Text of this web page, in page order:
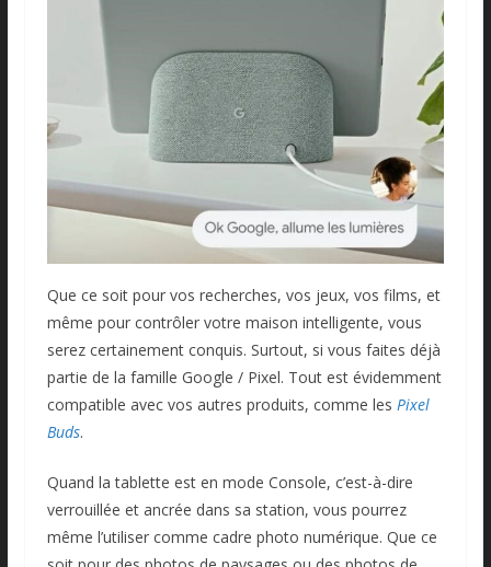
Que ce soit pour vos recherches, vos jeux, vos films, et
même pour contrôler votre maison intelligente, vous
serez certainement conquis. Surtout, si vous faites déjà
partie de la famille Google / Pixel. Tout est évidemment
compatible avec vos autres produits, comme les Pixel
Buds.
Quand la tablette est en mode Console, c’est-à-dire
verrouillée et ancrée dans sa station, vous pourrez
même l’utiliser comme cadre photo numérique. Que ce